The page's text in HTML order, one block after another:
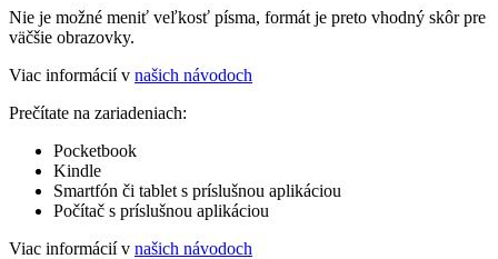
Nie je možné meniť veľkosť písma, formát je preto vhodný skôr pre
väčšie obrazovky.
Viac informácií v našich návodoch
Prečítate na zariadeniach:
Pocketbook
Kindle
Smartfón či tablet s príslušnou aplikáciou
Počítač s príslušnou aplikáciou
Viac informácií v našich návodoch